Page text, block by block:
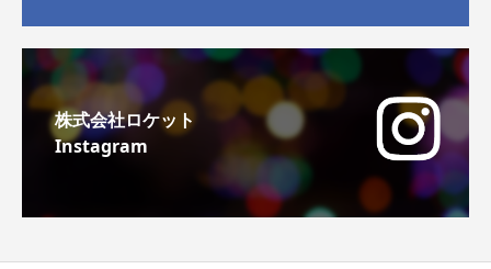
株式会社ロケット
Instagram